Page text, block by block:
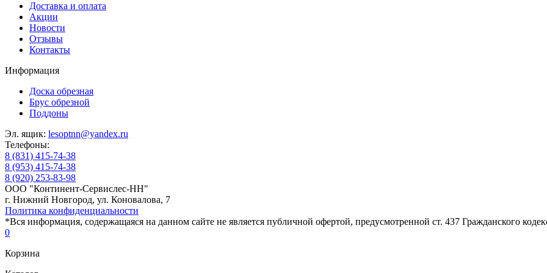
Доставка и оплата
Акции
Новости
Отзывы
Контакты
Информация
Доска обрезная
Брус обрезной
Поддоны
Эл. ящик: lesoptnn@yandex.ru
Телефоны:
8 (831) 415-74-38
8 (953) 415-74-38
8 (920) 253-83-98
ООО "Континент-Сервислес-НН"
г. Нижний Новгород, ул. Коновалова, 7
Политика конфиденциальности
*Вся информация, содержащаяся на данном сайте не является публичной офертой, предусмотренной ст. 437 Гражданского
0
Корзина